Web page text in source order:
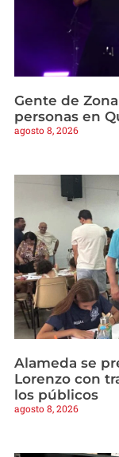
Gente de
personas en
agosto 8, 2026
Alameda se
Lorenzo con
los públicos
agosto 8, 2026